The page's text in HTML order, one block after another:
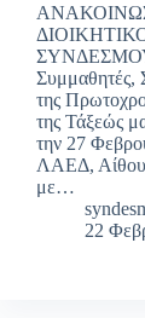
Συμμαθητές,
της
της Τάξεώς
την 27
ΛΑΕΔ,
με…
22